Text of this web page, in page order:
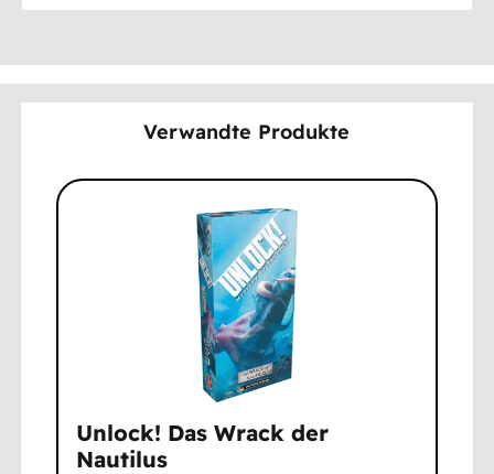
Verwandte Produkte
Unlock! Das Wrack der
Nautilus